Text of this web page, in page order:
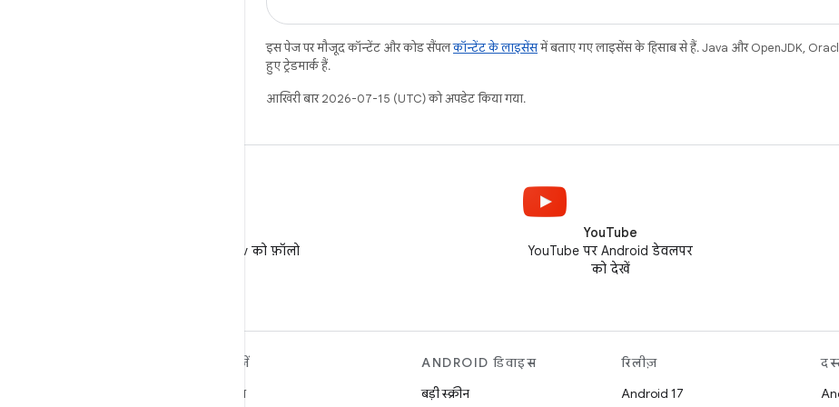
इस पेज पर मौजूद कॉन्टेंट और कोड सैंपलकॉन्टेंट के लाइसेंसमें बताए गए लाइसेंस के हिसाब से हैं. Java और OpenJDK,
हुए ट्रेडमार्क हैं.
आखिरी बार 2026-07-15 (UTC) को अपडेट किया गया.
X पर @AndroidDev को फ़ॉलो
YouTube
YouTube पर Android डेवलपर
को देखें
खोजें
गेमिंग
ANDROID डिवाइस
बड़ी स्क्रीन
रिलीज़
Android 17